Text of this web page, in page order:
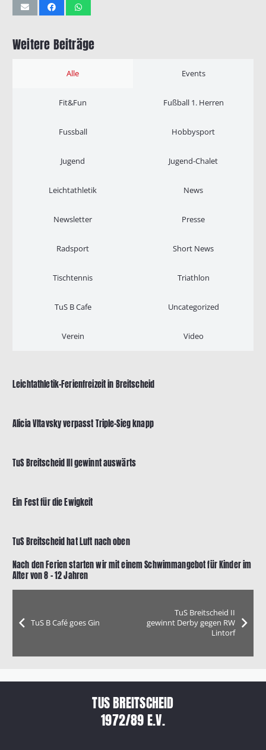
Weitere Beiträge
Alle Events
Fit&Fun Fußball 1. Herren
Fussball Hobbysport
Jugend Jugend-Chalet
Leichtathletik News
Newsletter Presse
Radsport Short News
Tischtennis Triathlon
TuS B Cafe Uncategorized
Verein Video
Leichtathletik-Ferienfreizeit in Breitscheid
Alicia Vltavsky verpasst Triple-Sieg knapp
TuS Breitscheid III gewinnt auswärts
Ein Fest für die Ewigkeit
TuS Breitscheid hat Luft nach oben
Nach den Ferien starten wir mit einem Schwimmangebot für Kinder im
Alter von 8 – 12 Jahren
TuS B Café goes Gin
TuS Breitscheid II
gewinnt Derby gegen RW
Lintorf
TUS BREITSCHEID
1972/89 E.V.